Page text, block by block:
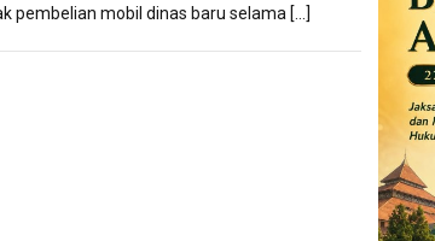
pembelian mobil dinas baru selama […]